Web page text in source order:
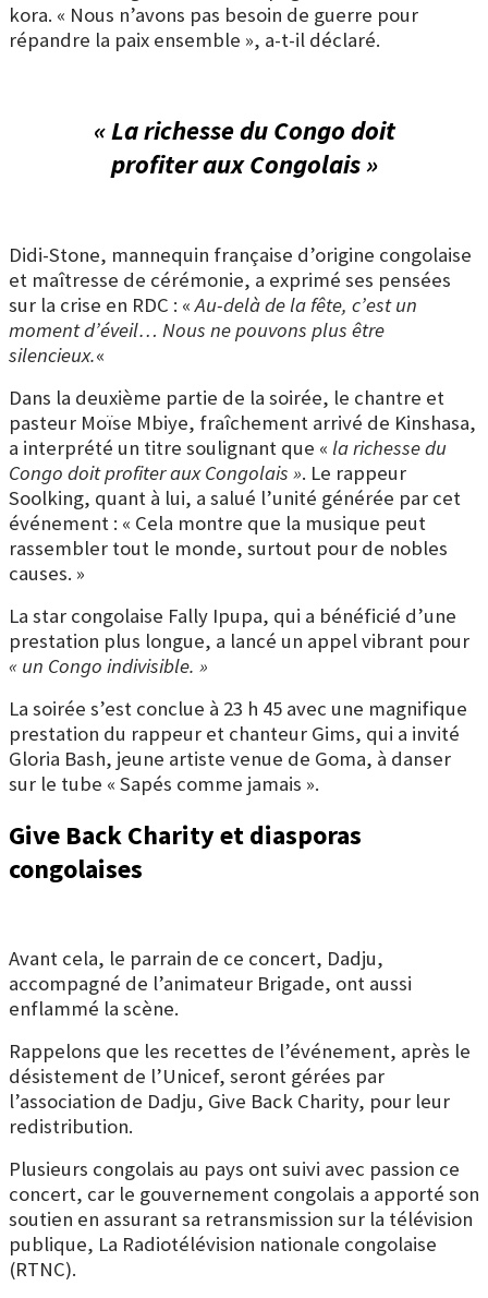
kora. « Nous n’avons pas besoin de guerre pour
répandre la paix ensemble », a-t-il déclaré.
« La richesse du Congo doit
profiter aux Congolais »
Didi-Stone, mannequin française d’origine congolaise
et maîtresse de cérémonie, a exprimé ses pensées
sur la crise en RDC : «Au-delà de la fête, c’est un
moment d’éveil… Nous ne pouvons plus être
silencieux.«
Dans la deuxième partie de la soirée, le chantre et
pasteur Moïse Mbiye, fraîchement arrivé de Kinshasa,
a interprété un titre soulignant que « la richesse du
Congo doit profiter aux Congolais ». Le rappeur
Soolking, quant à lui, a salué l’unité générée par cet
événement : « Cela montre que la musique peut
rassembler tout le monde, surtout pour de nobles
causes. »
La star congolaise Fally Ipupa, qui a bénéficié d’une
prestation plus longue, a lancé un appel vibrant pour
« un Congo indivisible. »
La soirée s’est conclue à 23 h 45 avec une magnifique
prestation du rappeur et chanteur Gims, qui a invité
Gloria Bash, jeune artiste venue de Goma, à danser
sur le tube « Sapés comme jamais ».
Give Back Charity et diasporas
congolaises
Avant cela, le parrain de ce concert, Dadju,
accompagné de l’animateur Brigade, ont aussi
enflammé la scène.
Rappelons que les recettes de l’événement, après le
désistement de l’Unicef, seront gérées par
l’association de Dadju, Give Back Charity, pour leur
redistribution.
Plusieurs congolais au pays ont suivi avec passion ce
concert, car le gouvernement congolais a apporté son
soutien en assurant sa retransmission sur la télévision
publique, La Radiotélévision nationale congolaise
(RTNC).